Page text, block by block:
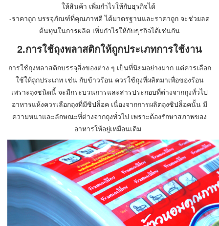
ให้สินค้า เพิ่มกำไรให้กับธุรกิจได้
-ราคาถูก บรรจุภัณฑ์ที่คุณภาพดี ได้มาตรฐานและราคาถูก จะช่วยลด
ต้นทุนในการผลิต เพิ่มกำไรให้กับธุรกิจได้เช่นกัน
2.การใช้ถุงพลาสติกให้ถูกประเภทการใช้งาน
การใช้ถุงพลาสติกบรรจุสิ่งของต่าง ๆ เป็นที่นิยมอย่างมาก แต่ควรเลือก
ใช้ให้ถูกประเภท เช่น กับข้าวร้อน ควรใช้ถุงที่ผลิตมาเพื่อของร้อน
เพราะถุงชนิดนี้ จะมีกระบวนการและสารประกอบที่ต่างจากถุงทั่วไป
อาหารแห้งควรเลือกถุงที่มีซิปล็อค เนื่องจากการผลิตถุงซิปล็อคนั้น มี
ความหนาและลักษณะที่ต่างจากถุงทั่วไป เพราะต้องรักษาสภาพของ
อาหารให้อยู่เหมือนเดิม